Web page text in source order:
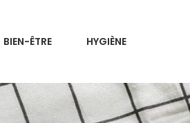
BIEN-ÊTRE HYGIÈNE